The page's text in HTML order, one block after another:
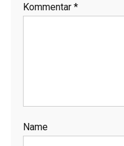
Kommentar *
Name